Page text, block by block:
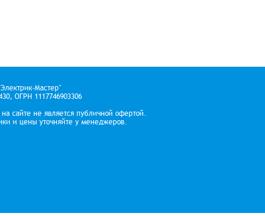
Мастер"
ОГРН 1117746903306
сайте не является публичной офертой.
и цены уточняйте у менеджеров.